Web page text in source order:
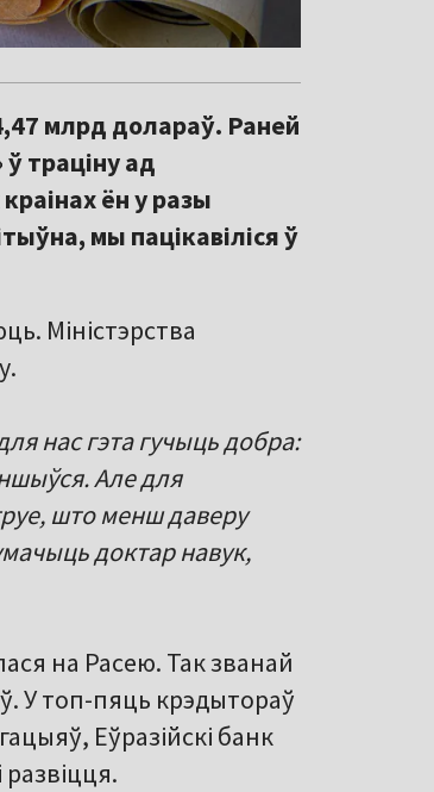
млрд долараў. Раней
траціну ад
ён у разы
мы пацікавіліся ў
Міністэрства
нас гэта гучыць добра:
Але для
што менш даверу
доктар навук,
на Расею. Так званай
У топ-пяць крэдытораў
Еўразійскі банк